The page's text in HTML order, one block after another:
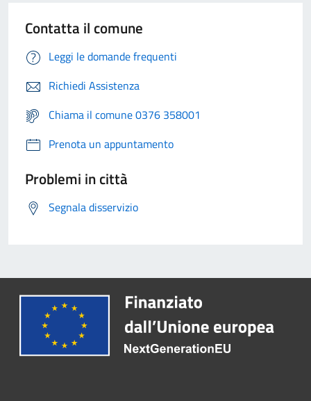
Contatta il comune
Leggi le domande frequenti
Richiedi Assistenza
Chiama il comune 0376 358001
Prenota un appuntamento
Problemi in città
Segnala disservizio